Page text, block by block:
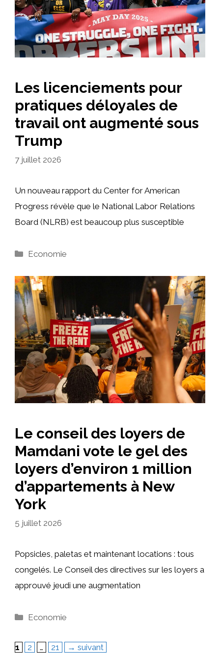
Les licenciements pour
pratiques déloyales de
travail ont augmenté sous
Trump
7 juillet 2026
Un nouveau rapport du Center for American
Progress révèle que le National Labor Relations
Board (NLRB) est beaucoup plus susceptible
Catégories
Economie
Le conseil des loyers de
Mamdani vote le gel des
loyers d’environ 1 million
d’appartements à New
York
5 juillet 2026
Popsicles, paletas et maintenant locations : tous
congelés. Le Conseil des directives sur les loyers a
approuvé jeudi une augmentation
Catégories
Economie
Page
1 Page
2 … Page
21 → suivant